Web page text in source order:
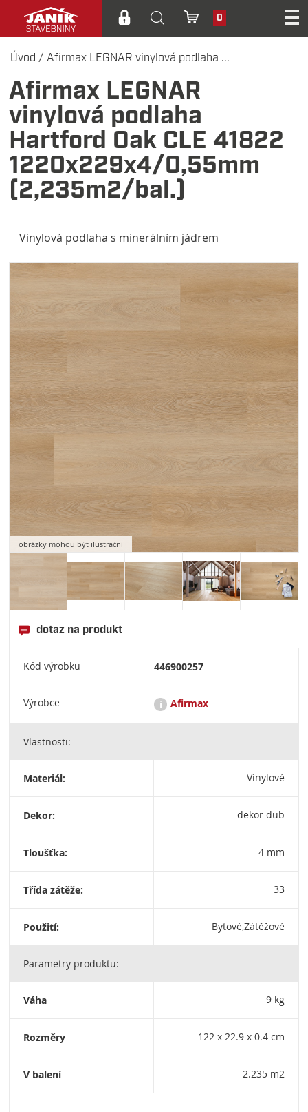
0
Úvod / Afirmax LEGNAR vinylová podlaha ...
Afirmax LEGNAR
vinylová podlaha
Hartford Oak CLE 41822
1220x229x4/0,55mm
(2,235m2/bal.)
Vinylová podlaha s minerálním jádrem
obrázky mohou být ilustrační
dotaz na produkt
Kód výrobku 446900257
Výrobce i Afirmax
Afirmax je značka moderních vinylových podlah, které využívají
polymery, což podlahám dodává extrémní stabilitu, odolnost a
prądzyńskiego 24a 63-000 środa wielkopolska polska
Vlastnosti:
Materiál: Vinylové
Dekor: dekor dub
Tloušťka: 4 mm
Třída zátěže: 33
Použití: Bytové,Zátěžové
Parametry produktu:
Váha 9 kg
Rozměry 122 x 22.9 x 0.4 cm
V balení 2.235 m2